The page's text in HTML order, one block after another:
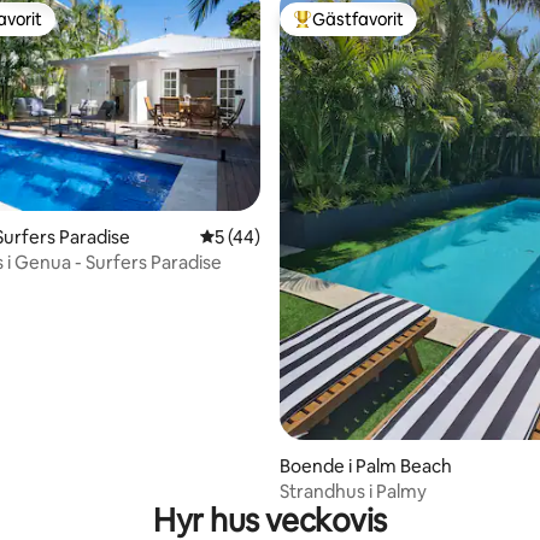
betyg, 55 omdömen
Paradise 5 av 5 i genomsnittligt betyg, 44
5 (44)
i Genua - Surfers Paradise
Populär gästfavorit
Gästfavorit
Boende i Palm Beach
Strandhus i Palmy
Hyr hus veckovis